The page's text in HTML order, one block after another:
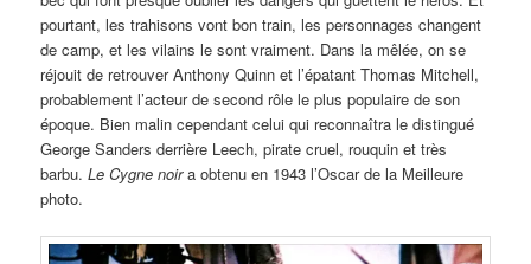
pourtant, les trahisons vont bon train, les personnages changent
de camp, et les vilains le sont vraiment. Dans la mêlée, on se
réjouit de retrouver Anthony Quinn et l’épatant Thomas Mitchell,
probablement l’acteur de second rôle le plus populaire de son
époque. Bien malin cependant celui qui reconnaîtra le distingué
George Sanders derrière Leech, pirate cruel, rouquin et très
barbu.Le Cygne noira obtenu en 1943 l’Oscar de la Meilleure
photo.